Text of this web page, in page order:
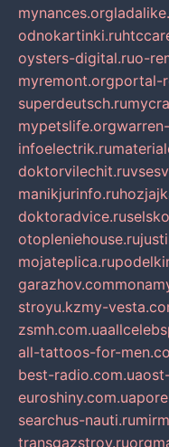
mynances.org
odnokartinki.ru
oysters-digital.ruo-
myremont.orgportal-
superdeutsch.ru
mypetslife.org
infoelectrik.ru
doktorvilechit.ru
manikjurinfo.ru
doktoradvice.ru
otopleniehouse.ru
mojateplica.ru
garazhov.com
stroyu.kzmy-
zsmh.com.ua
all-tattoos-for-
best-radio.com.ua
euroshiny.com.ua
searchus-nauti.ru
transgazstroy.ru